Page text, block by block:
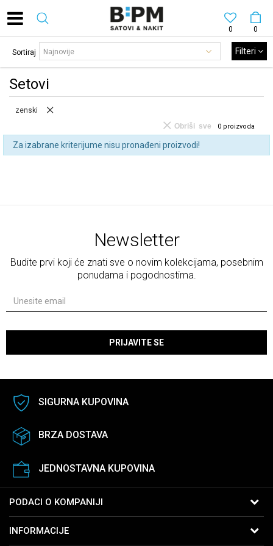
0
0
Setovi
Sortiraj Filteri
zenski
0 proizvoda
Obriši sve
Za izabrane kriterijume nisu pronađeni proizvodi!
Newsletter
Budite prvi koji će znati sve o novim kolekcijama, posebnim
ponudama i pogodnostima.
PRIJAVITE SE
SIGURNA KUPOVINA
BRZA DOSTAVA
JEDNOSTAVNA KUPOVINA
PODACI O KOMPANIJI
INFORMACIJE